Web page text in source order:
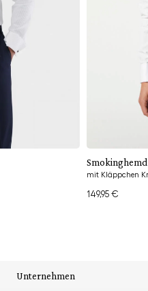
Smokinghemd
149,95 €
Unternehmen